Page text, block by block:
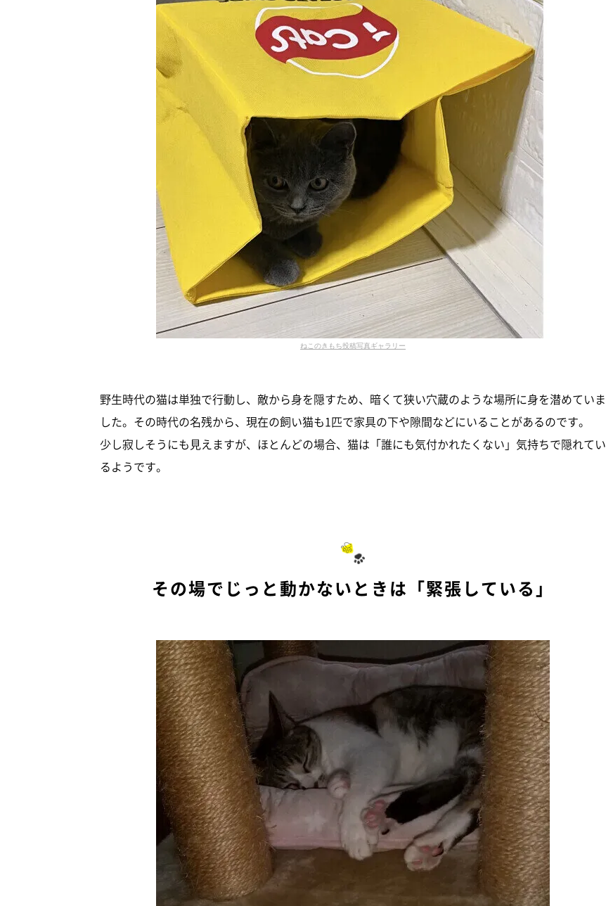
ねこのきもち投稿写真ギャラリー
野生時代の猫は単独で行動し、敵から身を隠すため、暗くて狭い穴蔵のような場所に身を潜めていま
した。その時代の名残から、現在の飼い猫も1匹で家具の下や隙間などにいることがあるのです。
少し寂しそうにも見えますが、ほとんどの場合、猫は「誰にも気付かれたくない」気持ちで隠れてい
るようです。
その場でじっと動かないときは「緊張している」